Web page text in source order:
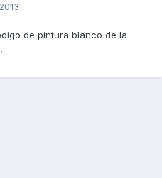
de pintura blanco de la